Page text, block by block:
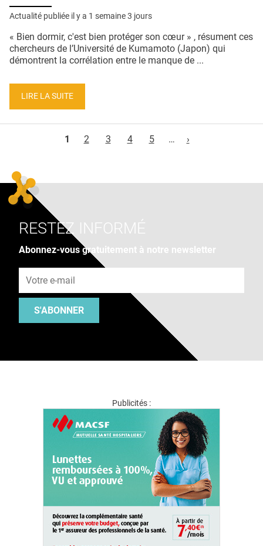
Actualité publiée il y a 1 semaine 3 jours
« Bien dormir, c'est bien protéger son cœur » , résument ces
chercheurs de l’Université de Kumamoto (Japon) qui
démontrent la corrélation entre le manque de ...
LIRE LA SUITE
1
2 3 4 5 … ›
RESTEZ INFORMÉ
Abonnez-vous gratuitement à notre newsletter
S'ABONNER
Publicités :